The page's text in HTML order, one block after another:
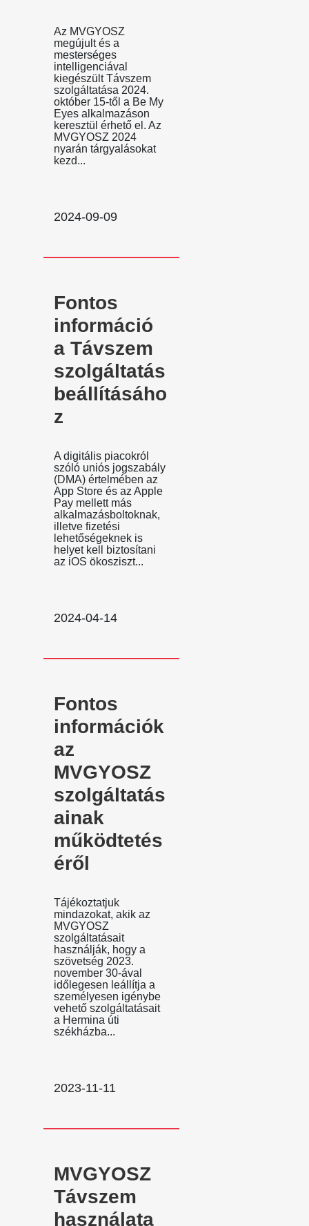
Az MVGYOSZ
megújult és a
mesterséges
intelligenciával
kiegészült Távszem
szolgáltatása 2024.
október 15-től a Be My
Eyes alkalmazáson
keresztül érhető el. Az
MVGYOSZ 2024
nyarán tárgyalásokat
kezd...
2024-09-09
Fontos
információ
a Távszem
szolgáltatás
beállításáho
z
A digitális piacokról
szóló uniós jogszabály
(DMA) értelmében az
App Store és az Apple
Pay mellett más
alkalmazásboltoknak,
illetve fizetési
lehetőségeknek is
helyet kell biztosítani
az iOS ökosziszt...
2024-04-14
Fontos
információk
az
MVGYOSZ
szolgáltatás
ainak
működtetés
éről
Tájékoztatjuk
mindazokat, akik az
MVGYOSZ
szolgáltatásait
használják, hogy a
szövetség 2023.
november 30-ával
időlegesen leállítja a
személyesen igénybe
vehető szolgáltatásait
a Hermina úti
székházba...
2023-11-11
MVGYOSZ
Távszem
használata